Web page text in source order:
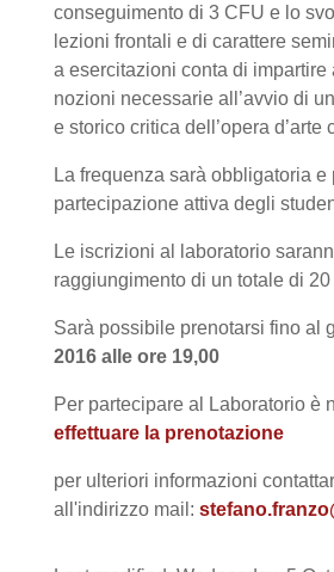
conseguimento di 3 CFU e lo
lezioni frontali e di carattere
a esercitazioni conta di impartire
nozioni necessarie all’avvio di
e storico critica dell’opera d’arte
La frequenza sarà obbligatoria e
partecipazione attiva degli
Le iscrizioni al laboratorio
raggiungimento di un totale di
Sarà possibile prenotarsi fino al
2016 alle ore 19,00
Per partecipare al Laboratorio è
effettuare la prenotazione
per ulteriori informazioni
all'indirizzo mail: